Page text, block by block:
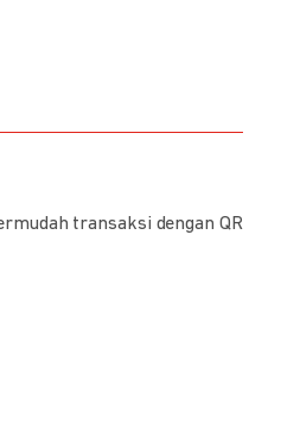
transaksi dengan QR